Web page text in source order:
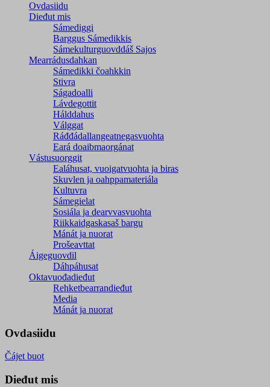
Ovdasiidu
Dieđut mis
Sámediggi
Barggus Sámedikkis
Sámekulturguovddáš Sajos
Mearrádusdahkan
Sámedikki čoahkkin
Stivra
Ságadoalli
Lávdegottit
Hálddahus
Válggat
Ráđđádallangeatnegas­vuohta
Eará doaibmaorgánat
Vástusuorggit
Ealáhusat, vuoigatvuohta ja biras
Skuvlen ja oahppamateriála
Kultuvra
Sámegielat
Sosiála ja dearvvasvuohta
Riikkaidgaskasaš bargu
Mánát ja nuorat
Prošeavttat
Áigeguovdil
Dáhpáhusat
Oktavuođadieđut
Rehketbearrandieđut
Media
Mánát ja nuorat
Ovdasiidu
Čájet buot
Dieđut mis